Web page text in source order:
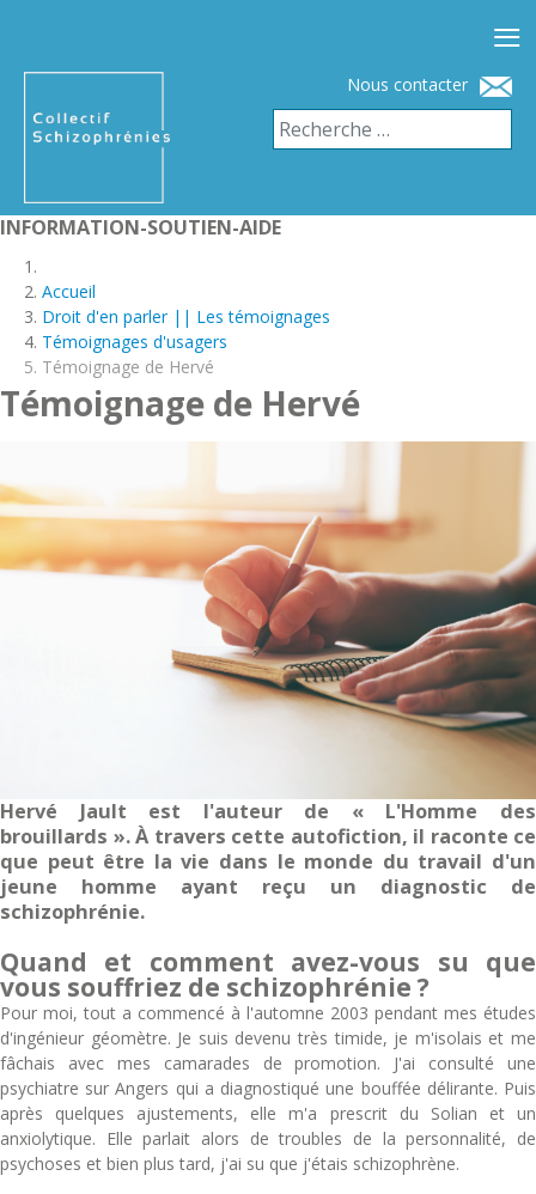
Nous contacter
INFORMATION-SOUTIEN-AIDE
Accueil
Droit d'en parler || Les témoignages
Témoignages d'usagers
Témoignage de Hervé
Témoignage de Hervé
Hervé Jault est l'auteur de « L'Homme des
brouillards ». À travers cette autofiction, il raconte ce
que peut être la vie dans le monde du travail d'un
jeune homme ayant reçu un diagnostic de
schizophrénie.
Quand et comment avez-vous su que
vous souffriez de schizophrénie ?
Pour moi, tout a commencé à l'automne 2003 pendant mes études
d'ingénieur géomètre. Je suis devenu très timide, je m'isolais et me
fâchais avec mes camarades de promotion. J'ai consulté une
psychiatre sur Angers qui a diagnostiqué une bouffée délirante. Puis
après quelques ajustements, elle m'a prescrit du Solian et un
anxiolytique. Elle parlait alors de troubles de la personnalité, de
psychoses et bien plus tard, j'ai su que j'étais schizophrène.
≡